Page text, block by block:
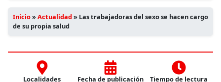
Inicio»Actualidad» Las trabajadoras del sexo se hacen cargo
de su propia salud
Localidades Fecha de publicación Tiempo de lectura